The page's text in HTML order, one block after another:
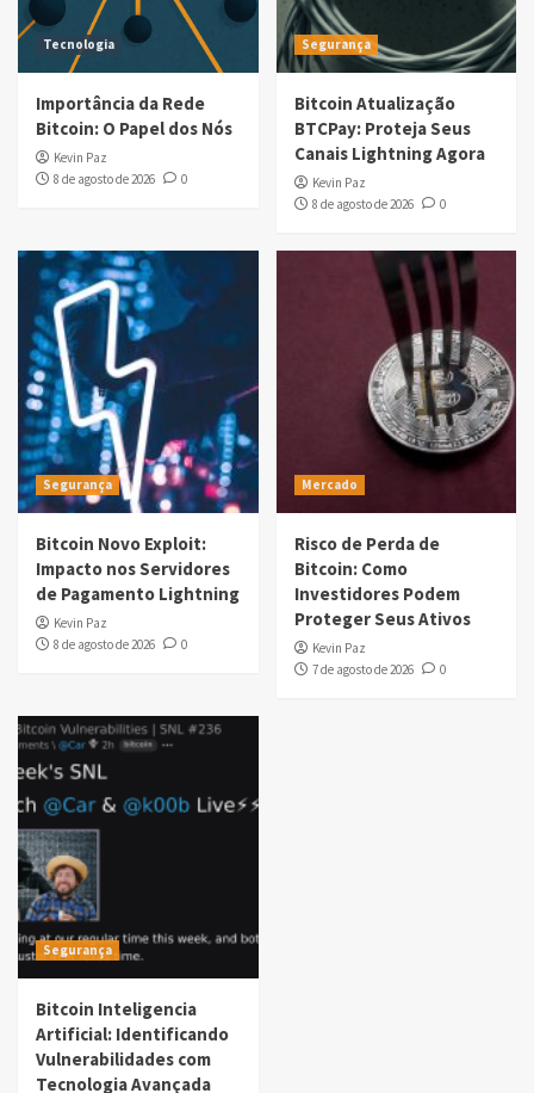
Tecnologia
Importância da Rede
Bitcoin: O Papel dos Nós
Kevin Paz
8 de agosto de 2026
0
Segurança
Bitcoin Atualização
BTCPay: Proteja Seus
Canais Lightning Agora
Kevin Paz
8 de agosto de 2026
0
Segurança
Bitcoin Novo Exploit:
Impacto nos Servidores
de Pagamento Lightning
Kevin Paz
8 de agosto de 2026
0
Mercado
Risco de Perda de
Bitcoin: Como
Investidores Podem
Proteger Seus Ativos
Kevin Paz
7 de agosto de 2026
0
Segurança
Bitcoin Inteligencia
Artificial: Identificando
Vulnerabilidades com
Tecnologia Avançada